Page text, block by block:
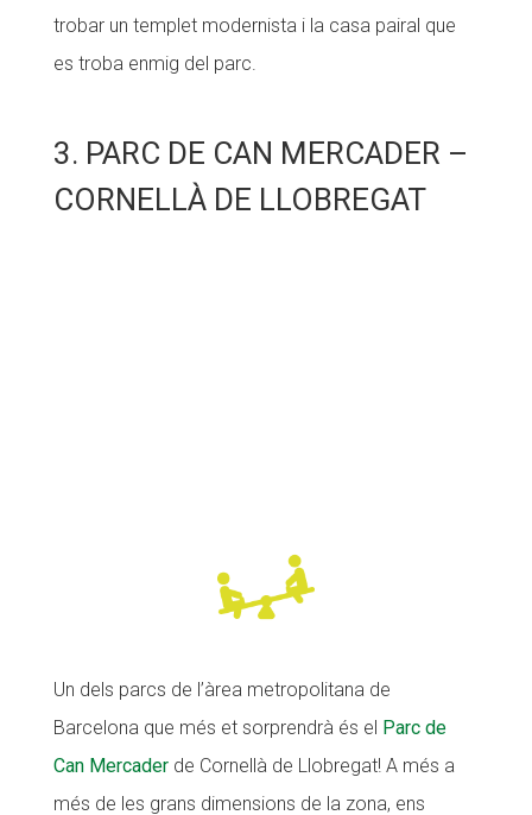
trobar un templet modernista i la casa pairal que
es troba enmig del parc.
3. PARC DE CAN MERCADER –
CORNELLÀ DE LLOBREGAT
Un dels parcs de l’àrea metropolitana de
Barcelona que més et sorprendrà és el Parc de
Can Mercaderde Cornellà de Llobregat! A més a
més de les grans dimensions de la zona, ens